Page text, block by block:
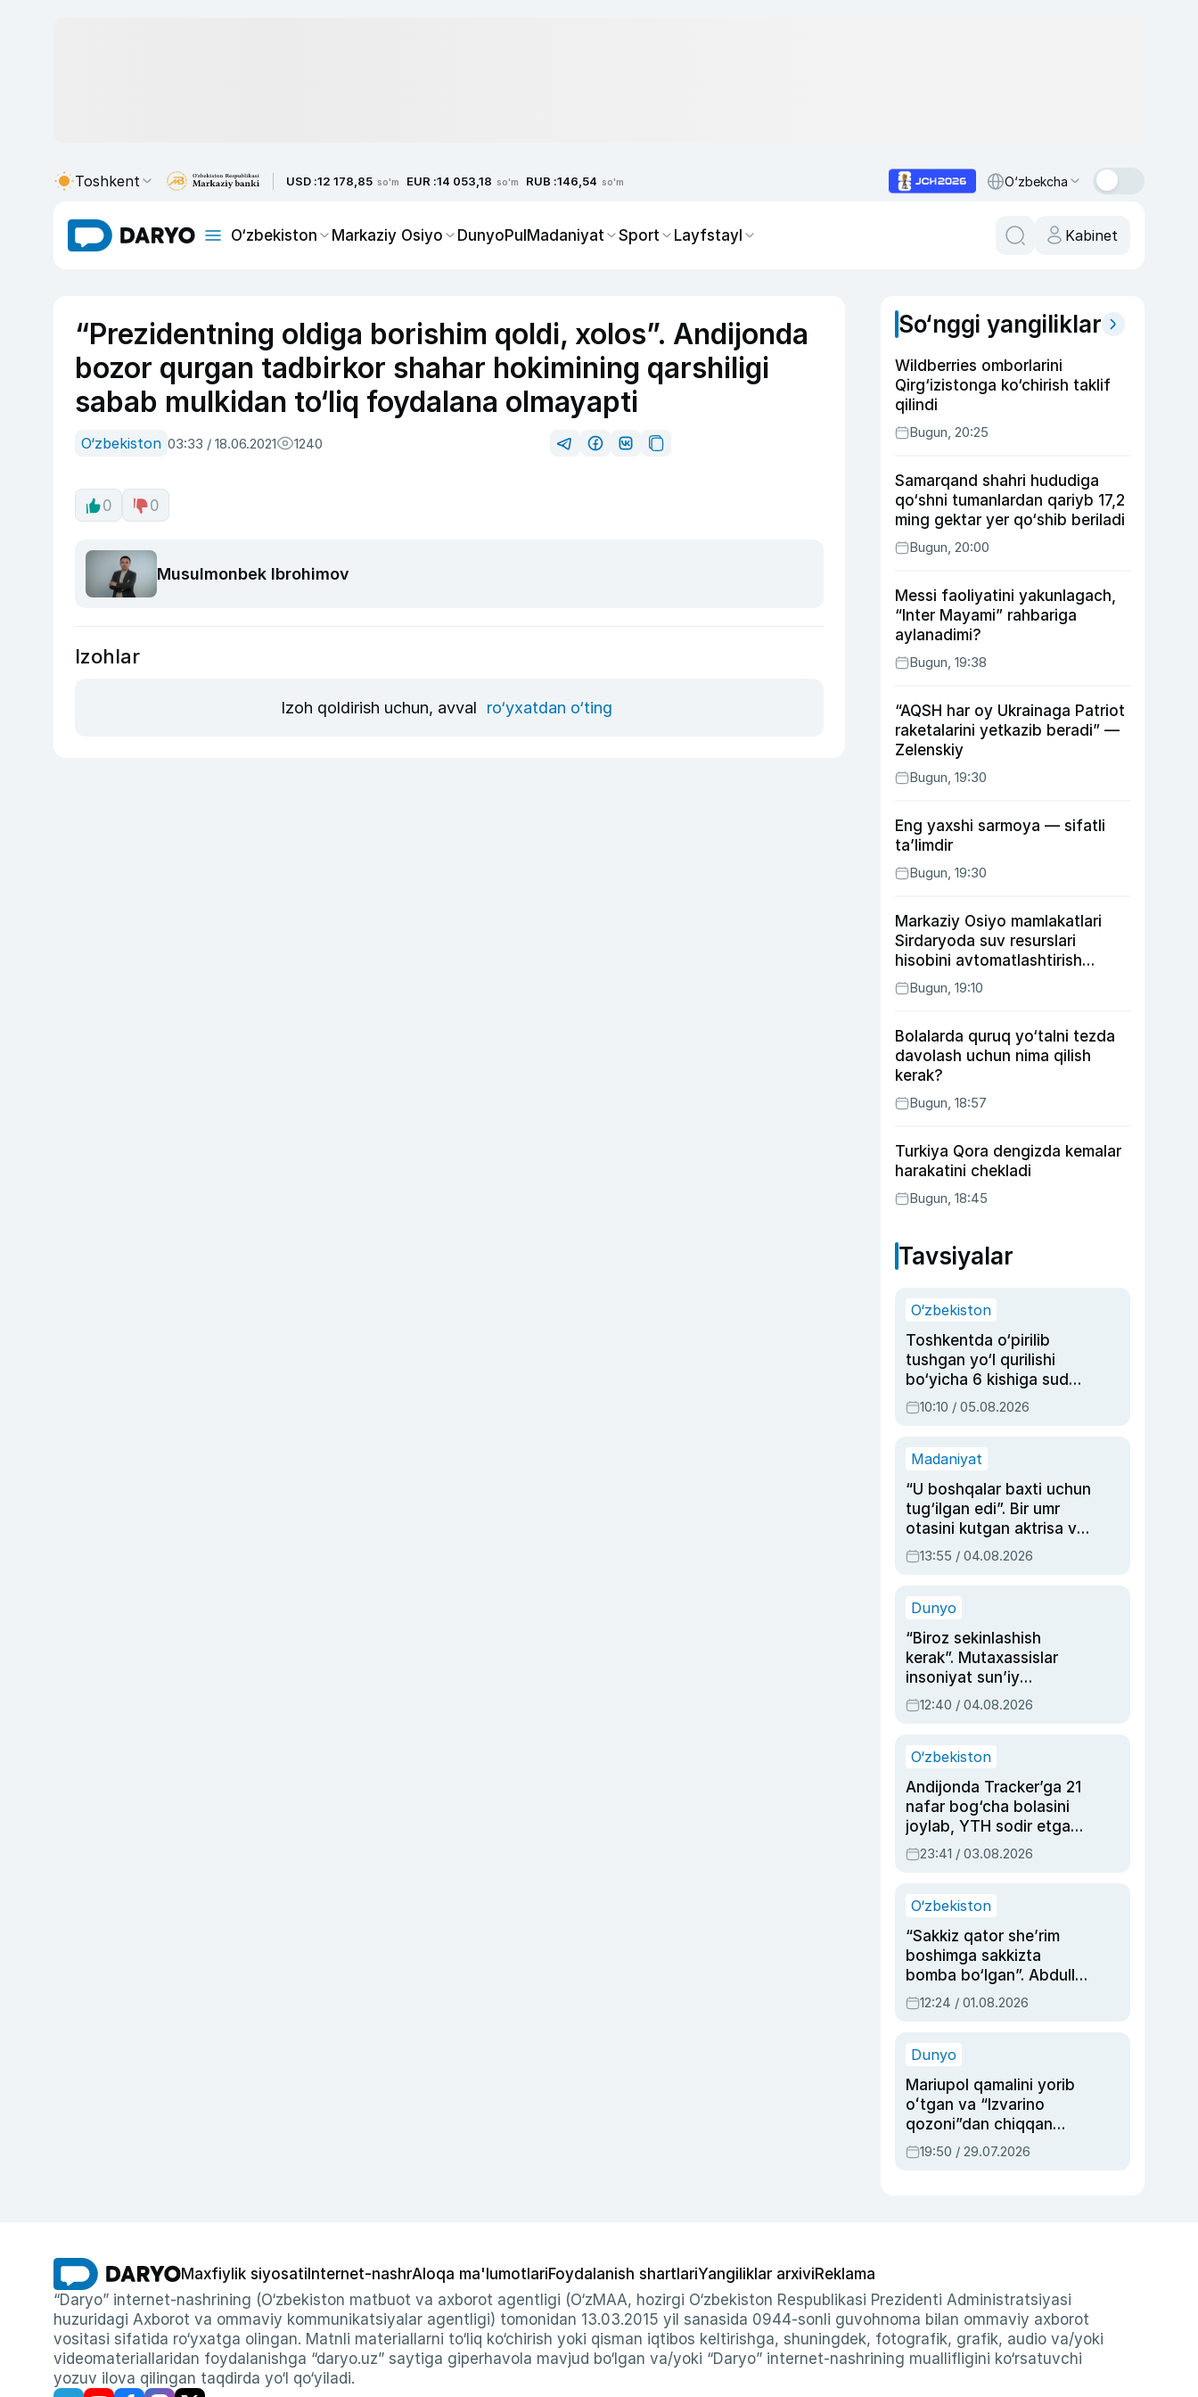
Toshkent USD :12 178,85 so'm EUR :14 053,18 so'm RUB :146,54 so'm O‘zbekcha
O‘zbekiston Markaziy Osiyo DunyoPulMadaniyat Sport Layfstayl Kabinet
“Prezidentning oldiga borishim qoldi, xolos”. Andijonda
bozor qurgan tadbirkor shahar hokimining qarshiligi
sabab mulkidan to‘liq foydalana olmayapti
O‘zbekiston 03:33 / 18.06.2021 1240
0 0
Musulmonbek Ibrohimov
Izohlar
Izoh qoldirish uchun, avval ro‘yxatdan o‘ting
So‘nggi yangiliklar
Wildberries omborlarini
Qirg‘izistonga ko‘chirish taklif
qilindi
Bugun, 20:25
Samarqand shahri hududiga
qo‘shni tumanlardan qariyb 17,2
ming gektar yer qo‘shib beriladi
Bugun, 20:00
Messi faoliyatini yakunlagach,
“Inter Mayami” rahbariga
aylanadimi?
Bugun, 19:38
“AQSH har oy Ukrainaga Patriot
raketalarini yetkazib beradi” —
Zelenskiy
Bugun, 19:30
Eng yaxshi sarmoya — sifatli
ta’limdir
Bugun, 19:30
Markaziy Osiyo mamlakatlari
Sirdaryoda suv resurslari
hisobini avtomatlashtirish
rejasini ishlab chiqishni
ma’qulladi
Bugun, 19:10
Bolalarda quruq yo‘talni tezda
davolash uchun nima qilish
kerak?
Bugun, 18:57
Turkiya Qora dengizda kemalar
harakatini chekladi
Bugun, 18:45
Tavsiyalar
O‘zbekiston
Toshkentda o‘pirilib
tushgan yo‘l qurilishi
bo‘yicha 6 kishiga sud
hukmi o‘qildi
10:10 / 05.08.2026
Madaniyat
“U boshqalar baxti uchun
tug‘ilgan edi”. Bir umr
otasini kutgan aktrisa va
dublyaj ustasi Rimma
Ahmedovaning
13:55 / 04.08.2026
Dunyo
“Biroz sekinlashish
kerak”. Mutaxassislar
insoniyat sun’iy
intellektni boshqara
olmay qolishidan xavotir
12:40 / 04.08.2026
O‘zbekiston
Andijonda Tracker’ga 21
nafar bog‘cha bolasini
joylab, YTH sodir etgan
ayolga sud hukmi o‘qildi
23:41 / 03.08.2026
O‘zbekiston
“Sakkiz qator she’rim
boshimga sakkizta
bomba bo‘lgan”. Abdulla
Oripovni siyosiy
ayblovlardan asrab
12:24 / 01.08.2026
Dunyo
Mariupol qamalini yorib
oʻtgan va “Izvarino
qozoni”dan chiqqan
qahramon — Ukraina
armiyasi bosh
19:50 / 29.07.2026
Maxfiylik siyosati Internet-nashrAloqa ma'lumotlariFoydalanish shartlariYangiliklar arxiviReklama
“Daryo” internet-nashrining (O‘zbekiston matbuot va axborot agentligi (O‘zMAA, hozirgi O‘zbekiston Respublikasi Prezidenti Administratsiyasi
huzuridagi Axborot va ommaviy kommunikatsiyalar agentligi) tomonidan 13.03.2015 yil sanasida 0944-sonli guvohnoma bilan ommaviy axborot
vositasi sifatida ro‘yxatga olingan. Matnli materiallarni to‘liq ko‘chirish yoki qisman iqtibos keltirishga, shuningdek, fotografik, grafik, audio va/yoki
videomateriallaridan foydalanishga “daryo.uz” saytiga giperhavola mavjud bo‘lgan va/yoki “Daryo” internet-nashrining muallifligini ko‘rsatuvchi
yozuv ilova qilingan taqdirda yo‘l qo‘yiladi.